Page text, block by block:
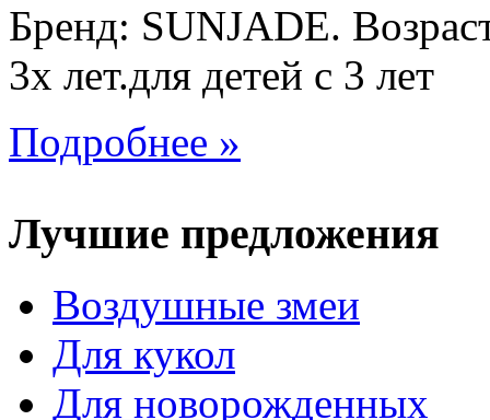
Бренд: SUNJADE.
3х лет.для детей с 3 лет
Подробнее »
Лучшие предложения
Воздушные змеи
Для кукол
Для новорожденных